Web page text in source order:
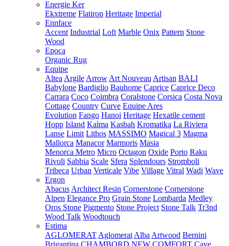
Energie Ker
Ekxtreme Flatiron Heritage Imperial
Ennface
Accent Industrial Loft Marble Onix Pattern Stone
Wood
Epoca
Organic Rug
Equipe
Altea Argile Arrow Art Nouveau Artisan BALI
Babylone Bardiglio Bauhome Caprice Caprice Deco
Carrara Coco Coimbra Coralstone Corsica Costa Nova
Cottage Country Curve Equipe Ares
Evolution Fango Hanoi Heritage Hexatile cement
Hopp Island Kalma Kasbah Kromatika La Riviera
Lanse Limit Lithos MASSIMO Magical 3 Magma
Mallorca Manacor Marmoris Masia
Menorca Metro Micro Octagon Oxide Porto Raku
Rivoli Sabbia Scale Sfera Splendours Stromboli
Tribeca Urban Verticale Vibe Village Vitral Wadi Wave
Ergon
Abacus Architect Resin Cornerstone Cornerstone
Alpen Elegance Pro Grain Stone Lombarda Medley
Oros Stone Pigmento Stone Project Stone Talk Tr3nd
Wood Talk Woodtouch
Estima
AGLOMERAT Aglomerat Alba Artwood Bernini